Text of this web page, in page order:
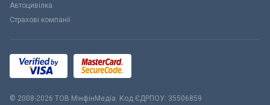
Автоцивілка
Страхові компанії
© 2008-2026 ТОВ МiнфiнМедiа. Код ЄДРПОУ: 35506859